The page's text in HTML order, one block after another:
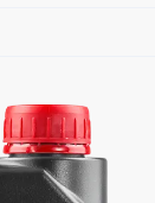
Znajdź Sklep